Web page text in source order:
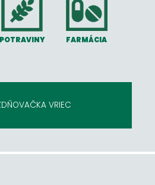
POTRAVINY FARMÁCIA
VRIEC